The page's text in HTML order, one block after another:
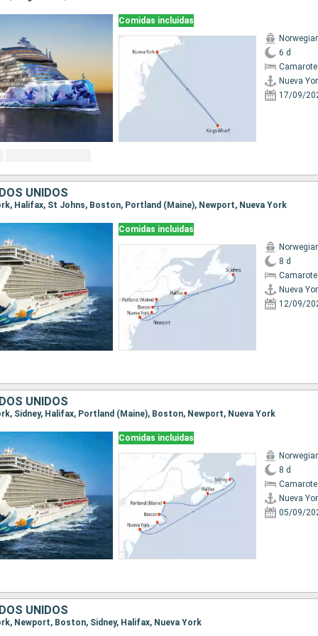
Comidas incluidas
6 d
Nueva
17/09/
UNIDOS
Halifax, St Johns, Boston, Portland (Maine), Newport, Nueva York
Comidas incluidas
8 d
Nueva
12/09/
UNIDOS
Sidney, Halifax, Portland (Maine), Boston, Newport, Nueva York
Comidas incluidas
8 d
Nueva
05/09/
UNIDOS
Newport, Boston, Sidney, Halifax, Nueva York